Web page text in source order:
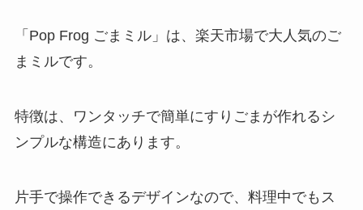
「Pop Frog ごまミル」は、楽天市場で大人気のご
まミルです。
特徴は、ワンタッチで簡単にすりごまが作れるシ
ンプルな構造にあります。
片手で操作できるデザインなので、料理中でもス